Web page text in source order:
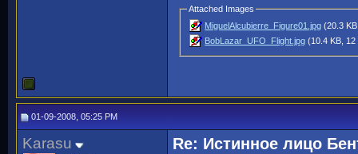
Attached Images
MiguelAlcubierre_Figure01.jpg (20.3
BobLazar_UFO_Flight.jpg (10.4 KB,
01-09-2008, 05:25 PM
Karasu Re: Истинное лицо